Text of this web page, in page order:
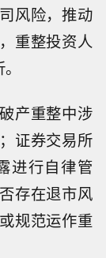
风险，推动
重整投资人
产重整中涉
证券交易所
进行自律管
存在退市风
规范运作重